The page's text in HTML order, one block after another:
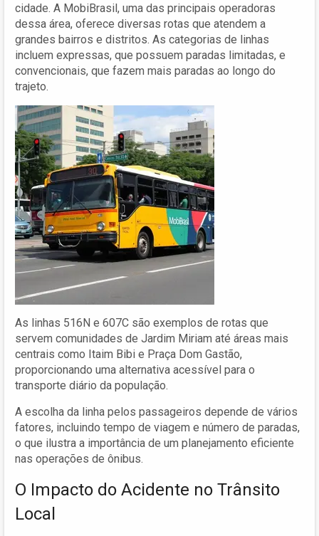
cidade. A MobiBrasil, uma das principais operadoras
dessa área, oferece diversas rotas que atendem a
grandes bairros e distritos. As categorias de linhas
incluem expressas, que possuem paradas limitadas, e
convencionais, que fazem mais paradas ao longo do
trajeto.
As linhas 516N e 607C são exemplos de rotas que
servem comunidades de Jardim Miriam até áreas mais
centrais como Itaim Bibi e Praça Dom Gastão,
proporcionando uma alternativa acessível para o
transporte diário da população.
A escolha da linha pelos passageiros depende de vários
fatores, incluindo tempo de viagem e número de paradas,
o que ilustra a importância de um planejamento eficiente
nas operações de ônibus.
O Impacto do Acidente no Trânsito
Local